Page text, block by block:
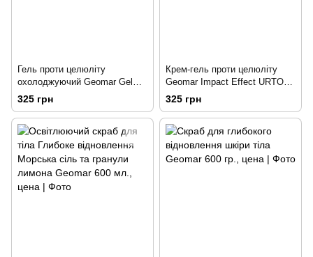
Гель проти целюліту
охолоджуючий Geomar Gel
Freddo 200 мл
325 грн
Крем-гель проти целюліту
Geomar Impact Effect URTO
200 мл
325 грн